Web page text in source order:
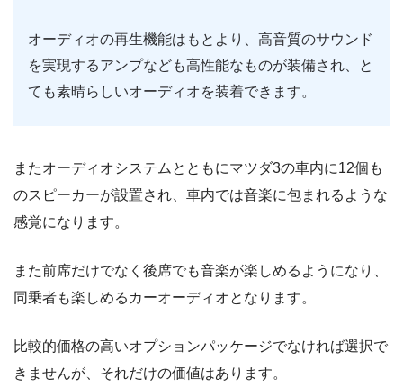
オーディオの再生機能はもとより、高音質のサウンド
を実現するアンプなども高性能なものが装備され、と
ても素晴らしいオーディオを装着できます。
またオーディオシステムとともにマツダ3の車内に12個も
のスピーカーが設置され、車内では音楽に包まれるような
感覚になります。
また前席だけでなく後席でも音楽が楽しめるようになり、
同乗者も楽しめるカーオーディオとなります。
比較的価格の高いオプションパッケージでなければ選択で
きませんが、それだけの価値はあります。